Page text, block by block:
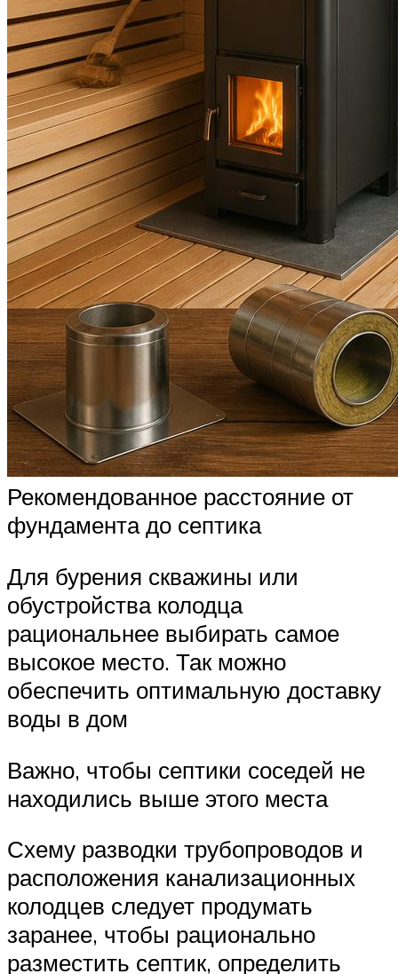
Рекомендованное расстояние от
фундамента до септика
Для бурения скважины или
обустройства колодца
рациональнее выбирать самое
высокое место. Так можно
обеспечить оптимальную доставку
воды в дом
Важно, чтобы септики соседей не
находились выше этого места
Схему разводки трубопроводов и
расположения канализационных
колодцев следует продумать
заранее, чтобы рационально
разместить септик, определить